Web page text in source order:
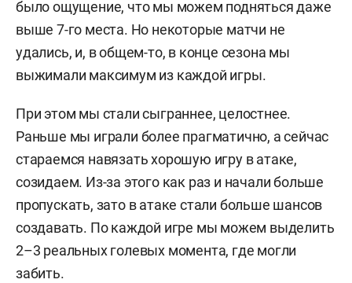
было ощущение, что мы можем подняться даже
выше 7-го места. Но некоторые матчи не
удались, и, в общем-то, в конце сезона мы
выжимали максимум из каждой игры.
При этом мы стали сыграннее, целостнее.
Раньше мы играли более прагматично, а сейчас
стараемся навязать хорошую игру в атаке,
созидаем. Из-за этого как раз и начали больше
пропускать, зато в атаке стали больше шансов
создавать. По каждой игре мы можем выделить
2–3 реальных голевых момента, где могли
забить.